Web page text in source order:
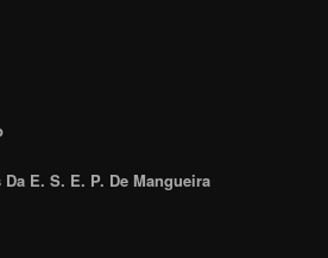
E. S. E. P. De Mangueira